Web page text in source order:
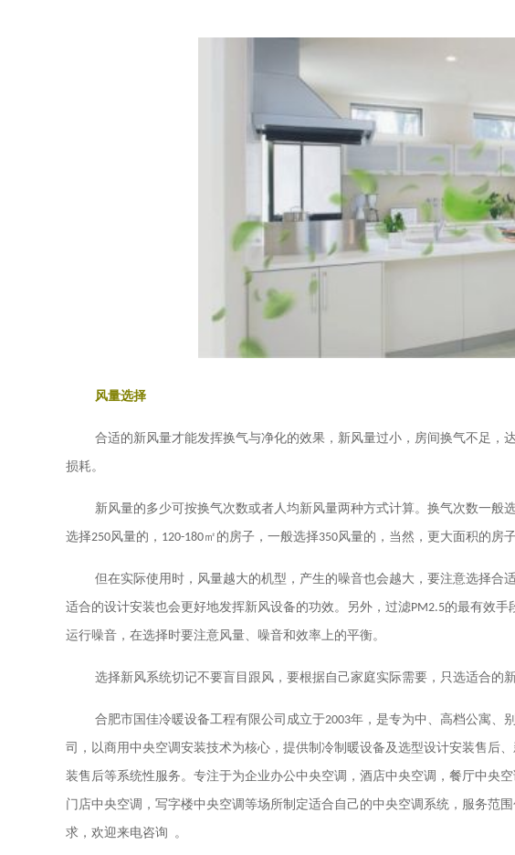
风量选择
合适的新风量才能发挥换气与净化的效果，新风量过小，房间换气不足，
损耗。
新风量的多少可按换气次数或者人均新风量两种方式计算。换气次数一般
选择250风量的， 120-180㎡的房子，一般选择350风量的，当然，更大面积的房
但在实际使用时，风量越大的机型，产生的噪音也会越大，要注意选择合
适合的设计安装也会更好地发挥新风设备的功效。另外，过滤PM2.5的最有效手
运行噪音，在选择时要注意风量、噪音和效率上的平衡。
选择新风系统切记不要盲目跟风，要根据自己家庭实际需要，只选适合的
合肥市国佳冷暖设备工程有限公司成立于2003年，是专为中、高档公寓、
司，以商用中央空调安装技术为核心，提供制冷制暖设备及选型设计安装售后
装售后等系统性服务。专注于为企业办公中央空调，酒店中央空调，餐厅中央
门店中央空调，写字楼中央空调等场所制定适合自己的中央空调系统，服务范
求，欢迎来电咨询 。